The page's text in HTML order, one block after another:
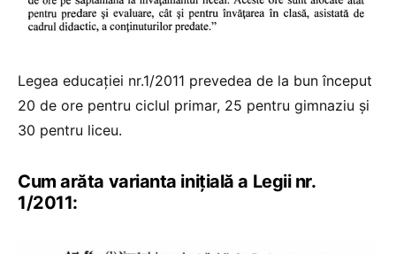
Legea educației nr.1/2011 prevedea de la bun început
20 de ore pentru ciclul primar, 25 pentru gimnaziu și
30 pentru liceu.
Cum arăta varianta inițială a Legii nr.
1/2011: